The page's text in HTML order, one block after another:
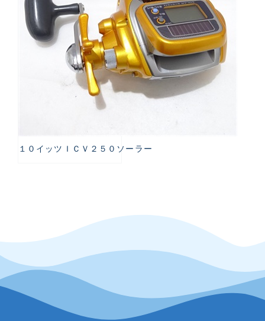
１０イッツＩＣＶ２５０ソーラー